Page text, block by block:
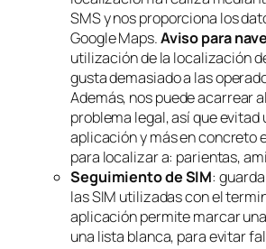
SMS y nos proporciona los
Google Maps.Aviso para
utilización de la localización
gusta demasiado a las
Además, nos puede acarrear
problema legal, así que
aplicación y más en concreto
para localizar a: parientas,
Seguimiento de SIM:
las SIM utilizadas con el
aplicación permite marcar
una lista blanca, para evitar